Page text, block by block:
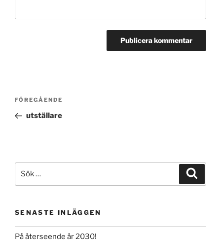
Inläggsnavigering
Föregående
inlägg
FÖREGÅENDE
utställare
efter:
SENASTE INLÄGGEN
På återseende år 2030!